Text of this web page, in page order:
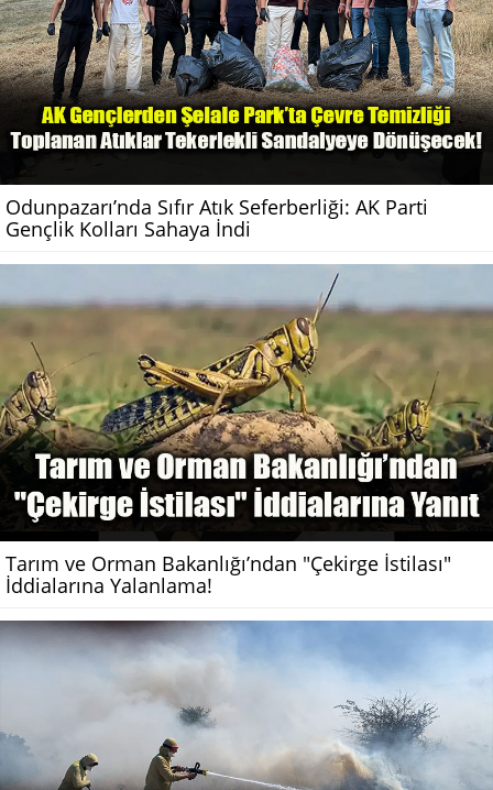
Odunpazarı’nda Sıfır Atık Seferberliği: AK Parti
Gençlik Kolları Sahaya İndi
Tarım ve Orman Bakanlığı’ndan "Çekirge İstilası"
İddialarına Yalanlama!